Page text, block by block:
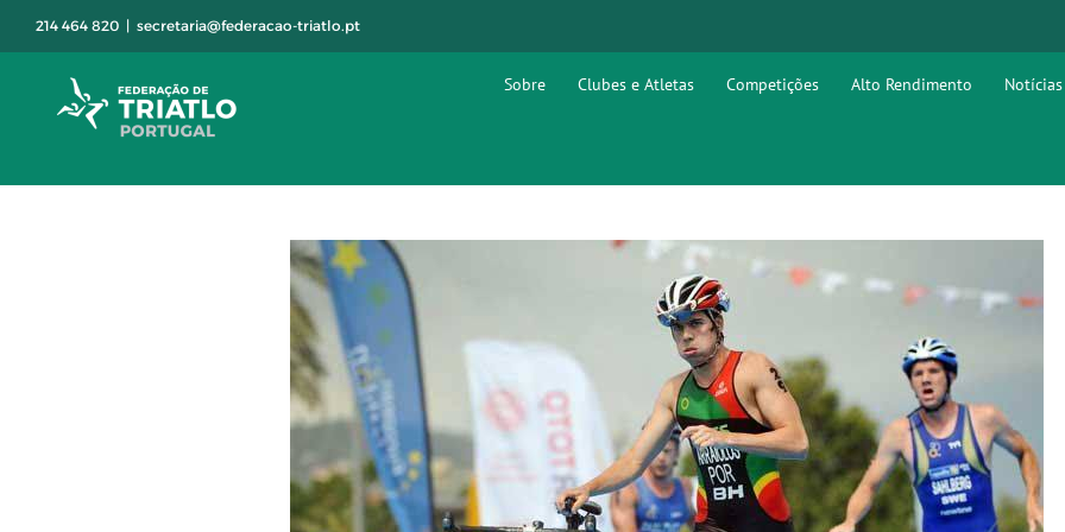
214 464 820 | secretaria@federacao-triatlo.pt
Sobre Clubes e Atletas Competições Alto Rendimento